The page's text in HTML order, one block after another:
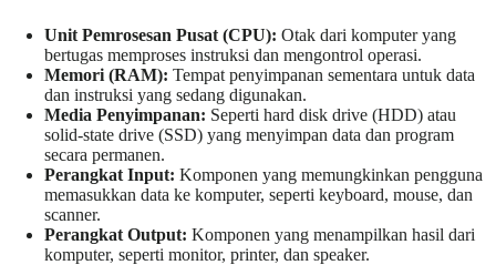
Unit Pemrosesan Pusat (CPU): Otak dari komputer yang
bertugas memproses instruksi dan mengontrol operasi.
Memori (RAM): Tempat penyimpanan sementara untuk data
dan instruksi yang sedang digunakan.
Media Penyimpanan: Seperti hard disk drive (HDD) atau
solid-state drive (SSD) yang menyimpan data dan program
secara permanen.
Perangkat Input: Komponen yang memungkinkan pengguna
memasukkan data ke komputer, seperti keyboard, mouse, dan
scanner.
Perangkat Output: Komponen yang menampilkan hasil dari
komputer, seperti monitor, printer, dan speaker.